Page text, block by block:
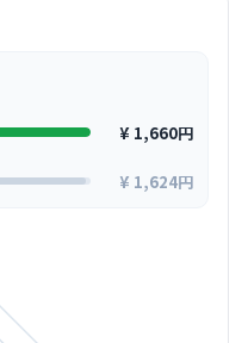
¥ 1,660円
¥ 1,624円